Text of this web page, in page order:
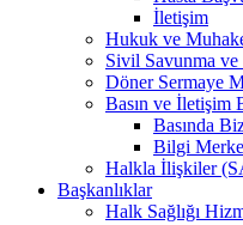
İletişim
Hukuk ve
Sivil Savunma
Döner Sermaye
Basın ve İletişim
Basında
Bilgi
Halkla İlişkiler
Başkanlıklar
Halk Sağlığı